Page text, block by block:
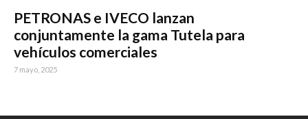
PETRONAS e IVECO lanzan
conjuntamente la gama Tutela para
vehículos comerciales
7 mayo, 2025